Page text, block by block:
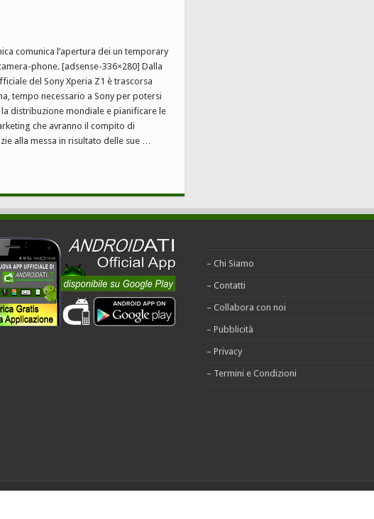
comunica l’apertura dei un temporary
phone. [adsense-336×280] Dalla
del Sony Xperia Z1 è trascorsa
tempo necessario a Sony per potersi
distribuzione mondiale e pianificare le
che avranno il compito di
alla messa in risultato delle sue …
– Chi Siamo
– Contatti
– Collabora con noi
– Pubblicità
– Privacy
– Termini e Condizioni